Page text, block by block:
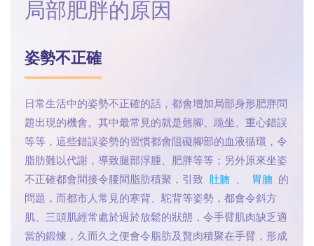
局部肥胖的原因
姿勢不正確
日常生活中的姿勢不正確的話，都會增加局部身形肥胖問
題出現的機會。其中最常見的就是翹腳、跪坐、重心錯誤
等等，這些錯誤姿勢的習慣都會阻礙腳部的血液循環，令
脂肪難以代謝，導致腿部浮腫、肥胖等等；另外原來坐姿
不正確都會間接令腰間脂肪積聚，引致 肚腩 胃腩 的
問題，而都市人常見的寒背、駝背等姿勢，都會令斜方
肌、三頭肌經常處於過於放鬆的狀態，令手臂肌肉缺乏適
當的鍛煉，久而久之便會令脂肪及贅肉積聚在手臂，形成